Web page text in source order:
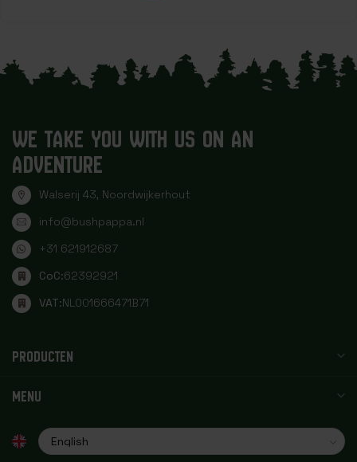
WE TAKE YOU WITH US ON AN
ADVENTURE
Walserij 43, Noordwijkerhout
info@bushpappa.nl
+31 621912687
CoC:62392921
VAT:NL001666471B71
PRODUCTEN
MENU